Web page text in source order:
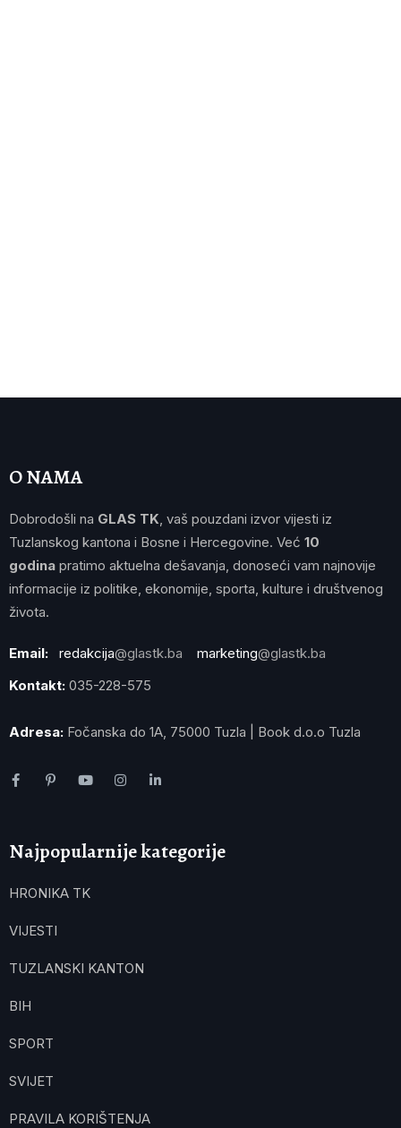
O NAMA
Dobrodošli na GLAS TK , vaš pouzdani izvor vijesti iz
Tuzlanskog kantona i Bosne i Hercegovine. Već 10
godina pratimo aktuelna dešavanja, donoseći vam najnovije
informacije iz politike, ekonomije, sporta, kulture i društvenog
života.
Email: redakcija@glastk.ba marketing@glastk.ba
Kontakt: 035-228-575
Adresa: Fočanska do 1A, 75000 Tuzla | Book d.o.o Tuzla
Najpopularnije kategorije
HRONIKA TK
VIJESTI
TUZLANSKI KANTON
BIH
SPORT
SVIJET
PRAVILA KORIŠTENJA